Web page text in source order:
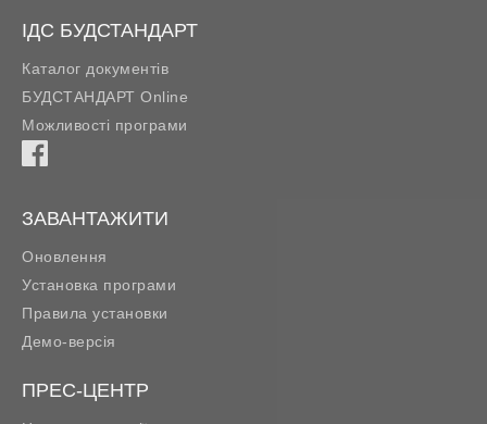
ІДС БУДСТАНДАРТ
Каталог документів
БУДСТАНДАРТ Online
Можливості програми
ЗАВАНТАЖИТИ
Оновлення
Установка програми
Правила установки
Демо-версія
ПРЕС-ЦЕНТР